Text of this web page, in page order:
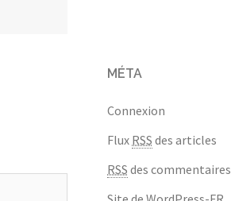
MÉTA
Connexion
Flux RSS des articles
RSS des commentaires